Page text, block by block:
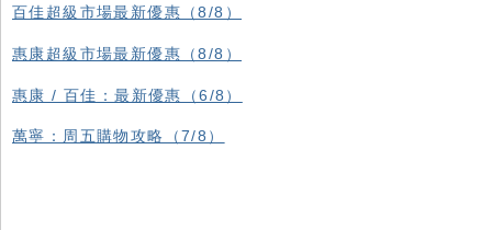
百佳超級市場最新優惠（8/8）
惠康超級市場最新優惠（8/8）
惠康 / 百佳：最新優惠（6/8）
萬寧：周五購物攻略（7/8）